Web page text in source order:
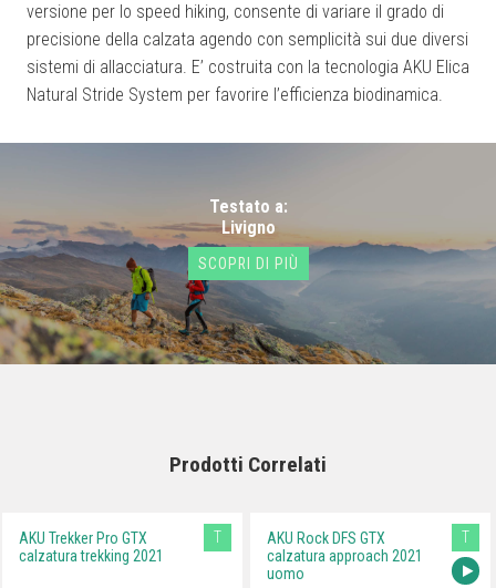
versione per lo speed hiking, consente di variare il grado di
precisione della calzata agendo con semplicità sui due diversi
sistemi di allacciatura. E’ costruita con la tecnologia AKU Elica
Natural Stride System per favorire l’efficienza biodinamica.
Testato a:
Livigno
SCOPRI DI PIÙ
Prodotti Correlati
AKU Trekker Pro GTX
calzatura trekking 2021
T
AKU Rock DFS GTX
calzatura approach 2021
uomo
T